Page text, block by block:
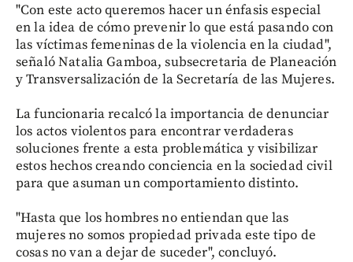
"Con este acto queremos hacer un énfasis especial
en la idea de cómo prevenir lo que está pasando con
las víctimas femeninas de la violencia en la ciudad",
señaló Natalia Gamboa, subsecretaria de Planeación
y Transversalización de la Secretaría de las Mujeres.
La funcionaria recalcó la importancia de denunciar
los actos violentos para encontrar verdaderas
soluciones frente a esta problemática y visibilizar
estos hechos creando conciencia en la sociedad civil
para que asuman un comportamiento distinto.
"Hasta que los hombres no entiendan que las
mujeres no somos propiedad privada este tipo de
cosas no van a dejar de suceder", concluyó.